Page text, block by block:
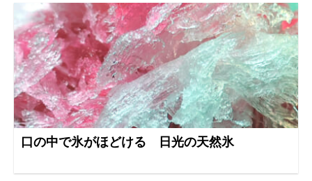
口の中で氷がほどける 日光の天然氷